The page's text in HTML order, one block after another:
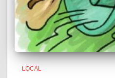
LOCAL